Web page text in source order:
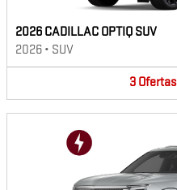
2026 CADILLAC OPTIQ SUV
2026 • SUV
3 Ofertas